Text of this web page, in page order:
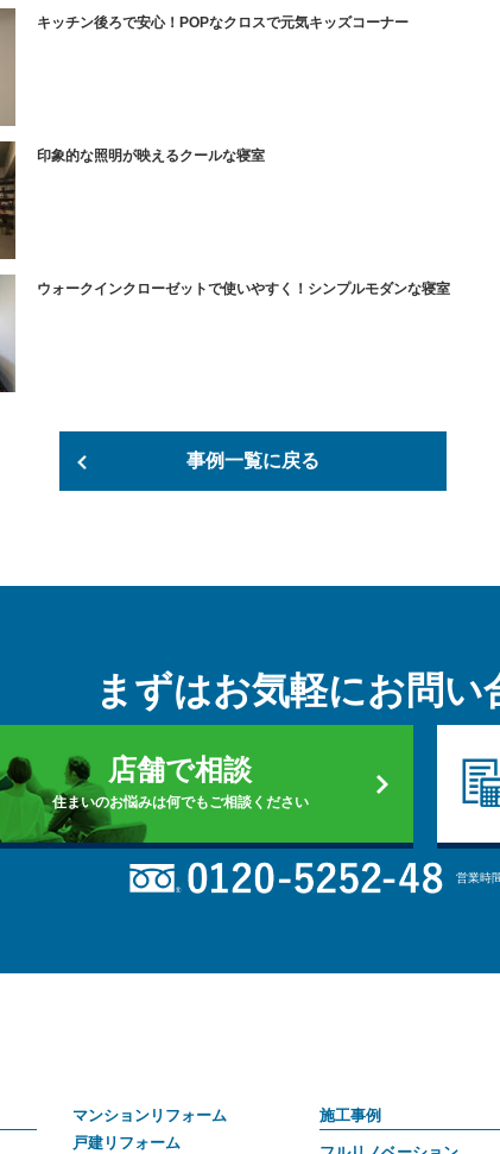
キッチン後ろで安心！POPなクロスで元気キッズコーナー
印象的な照明が映えるクールな寝室
ウォークインクローゼットで使いやすく！シンプルモダンな寝室
事例一覧に戻る
まずはお気軽にお問い
店舗で相談
住まいのお悩みは何でもご相談ください
営業時
マンションリフォーム
戸建リフォーム
施工事例